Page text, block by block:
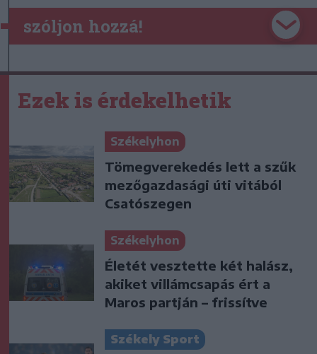
szóljon hozzá!
Ezek is érdekelhetik
Székelyhon
Tömegverekedés lett a szűk
mezőgazdasági úti vitából
Csatószegen
Székelyhon
Életét vesztette két halász,
akiket villámcsapás ért a
Maros partján – frissítve
Székely Sport